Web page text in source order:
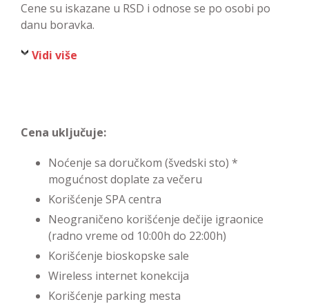
Cene su iskazane u RSD i odnose se po osobi po
danu boravka.
Vidi više
Cena uključuje:
Noćenje sa doručkom (švedski sto) *
mogućnost doplate za večeru
Korišćenje SPA centra
Neograničeno korišćenje dečije igraonice
(radno vreme od 10:00h do 22:00h)
Korišćenje bioskopske sale
Wireless internet konekcija
Korišćenje parking mesta